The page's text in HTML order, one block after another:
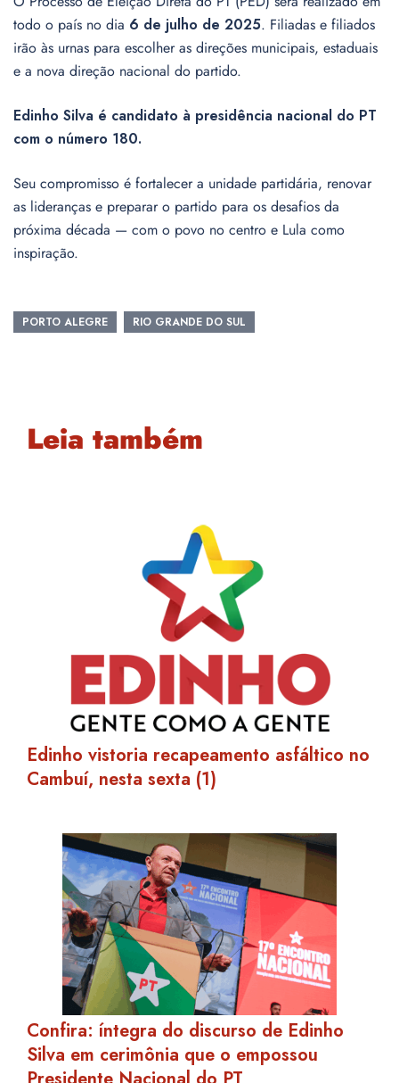
todo o país no dia 6 de julho de 2025. Filiadas e filiados
irão às urnas para escolher as direções municipais, estaduais
e a nova direção nacional do partido.
Edinho Silva é candidato à presidência nacional do PT
com o número 180.
Seu compromisso é fortalecer a unidade partidária, renovar
as lideranças e preparar o partido para os desafios da
próxima década — com o povo no centro e Lula como
inspiração.
PORTO ALEGRE RIO GRANDE DO SUL
Leia também
Edinho vistoria recapeamento asfáltico no
Cambuí, nesta sexta (1)
Confira: íntegra do discurso de Edinho
Silva em cerimônia que o empossou